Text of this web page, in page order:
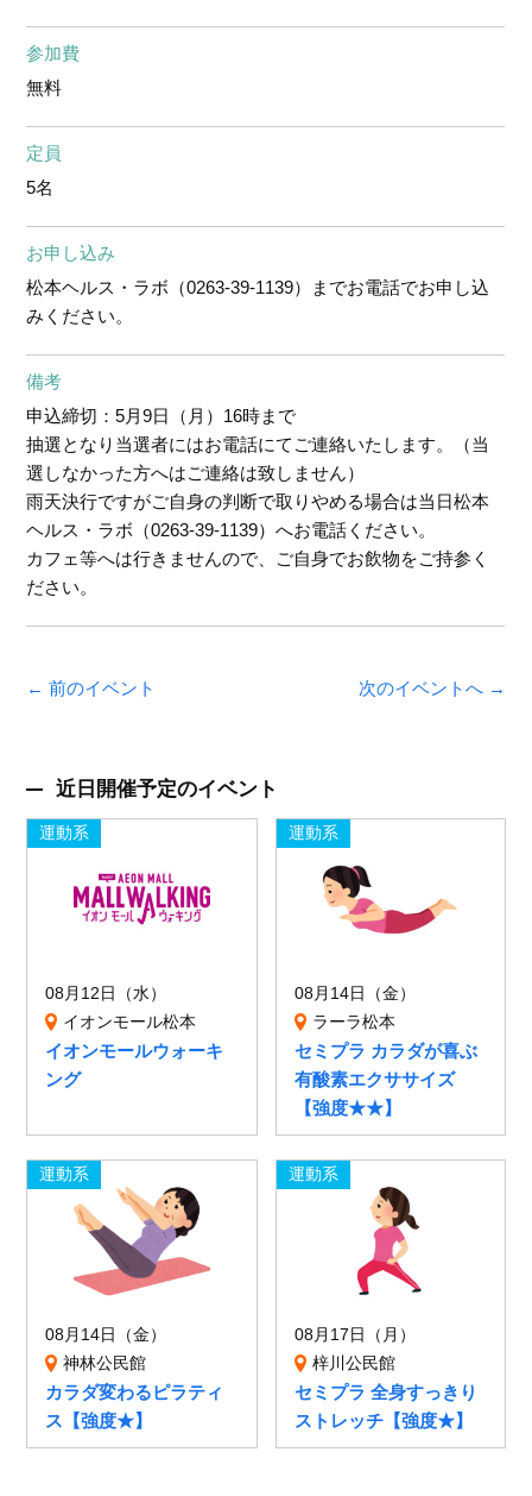
参加費
無料
定員
5名
お申し込み
松本ヘルス・ラボ（0263-39-1139）までお電話でお申し込
みください。
備考
申込締切：5月9日（月）16時まで
抽選となり当選者にはお電話にてご連絡いたします。（当
選しなかった方へはご連絡は致しません）
雨天決行ですがご自身の判断で取りやめる場合は当日松本
ヘルス・ラボ（0263-39-1139）へお電話ください。
カフェ等へは行きませんので、ご自身でお飲物をご持参く
ださい。
← 前のイベント 次のイベントへ →
近日開催予定のイベント
運動系
08月12日（水）
イオンモール松本
イオンモールウォーキ
ング
運動系
08月14日（金）
ラーラ松本
セミプラ カラダが喜ぶ
有酸素エクササイズ
【強度★★】
運動系
08月14日（金）
神林公民館
カラダ変わるピラティ
ス【強度★】
運動系
08月17日（月）
梓川公民館
セミプラ 全身すっきり
ストレッチ【強度★】